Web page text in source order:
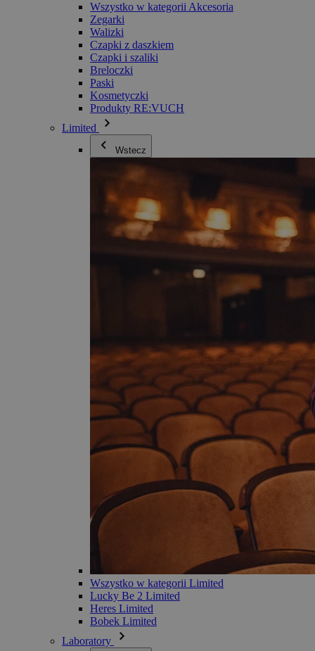
Wszystko w kategorii Akcesoria
Zegarki
Walizki
Czapki z daszkiem
Czapki i szaliki
Breloczki
Paski
Kosmetyczki
Produkty RE:VUCH
Limited
Wstecz
Wszystko w kategorii Limited
Lucky Be 2 Limited
Heres Limited
Bobek Limited
Laboratory